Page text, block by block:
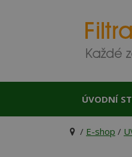
ÚVODNÍ
/ E-shop /